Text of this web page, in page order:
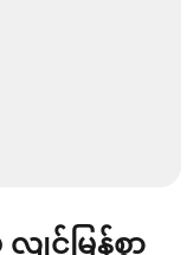
ျင်မြန်စွာ